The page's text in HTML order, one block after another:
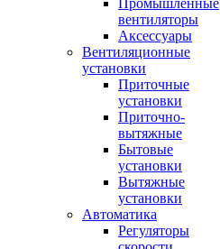
Промышленные
вентиляторы
Аксессуары
Вентиляционные
установки
Приточные
установки
Приточно-
вытяжные
Бытовые
установки
Вытяжные
установки
Автоматика
Регуляторы